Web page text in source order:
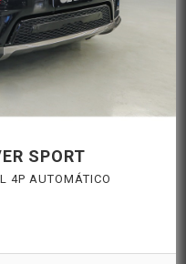
SPORT
4P AUTOMÁTICO